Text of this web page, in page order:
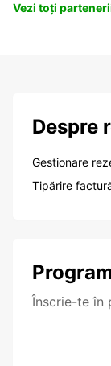
Vezi toți
Despre
Gestionare
Tipărire
Înscrie-te în